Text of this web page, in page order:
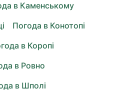
в Каменському
Погода в Конотопі
в Коропі
в Ровно
в Шполі